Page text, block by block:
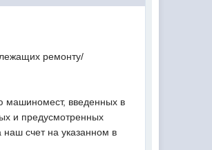
ремонту/
машиномест, введенных в
и предусмотренных
счет на указанном в